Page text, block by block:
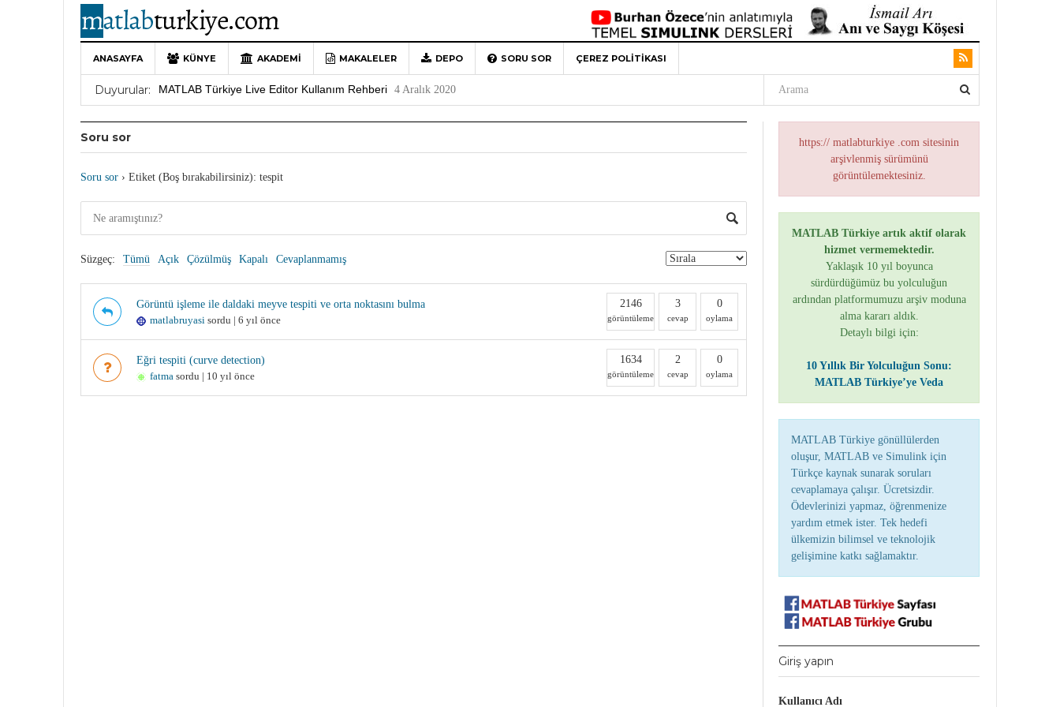
ANASAYFA KÜNYE AKADEMI MAKALELER DEPO SORU SOR ÇEREZ POLITIKASI
Duyurular:
10 Yıllık Bir Yolculuğun Sonu: MATLAB Türkiye’ye Veda
MATLAB’de Grafik Çizimi: plot Komutu Detaylı Anlatım
Yararlı YouTube Kanalları 19 Ocak 2021
MATLAB Türkiye Live Editor Kullanım Rehberi 4 Aralık 2020
Soru sor
Soru sor › Etiket (Boş bırakabilirsiniz): tespit
Süzgeç: Tümü Açık Çözülmüş Kapalı Cevaplanmamış
Görüntü işleme ile daldaki meyve tespiti ve orta noktasını bulma
matlabruyasi sordu | 6 yıl önce
2146
görüntüleme
3
cevap
0
oylama
Eğri tespiti (curve detection)
fatma sordu | 10 yıl önce
1634
görüntüleme
2
cevap
0
oylama
https:// matlabturkiye .com sitesinin
arşivlenmiş sürümünü
görüntülemektesiniz.
MATLAB Türkiye artık aktif olarak
hizmet vermemektedir.
Yaklaşık 10 yıl boyunca
sürdürdüğümüz bu yolculuğun
ardından platformumuzu arşiv moduna
alma kararı aldık.
Detaylı bilgi için:
10 Yıllık Bir Yolculuğun Sonu:
MATLAB Türkiye’ye Veda
MATLAB Türkiye gönüllülerden
oluşur, MATLAB ve Simulink için
Türkçe kaynak sunarak soruları
cevaplamaya çalışır. Ücretsizdir.
Ödevlerinizi yapmaz, öğrenmenize
yardım etmek ister. Tek hedefi
ülkemizin bilimsel ve teknolojik
gelişimine katkı sağlamaktır.
Giriş yapın
Kullanıcı Adı